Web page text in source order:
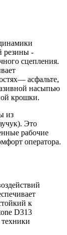
резины -
сцепления.
асфальте,
насыпью
крошки.
из
Это
рабочие
оператора.
к
D313